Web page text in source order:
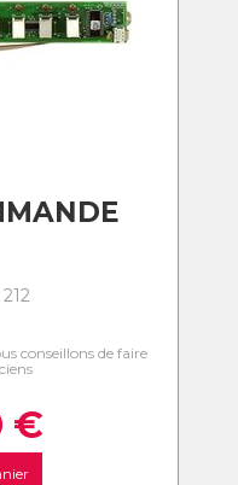
conseillons de faire
€